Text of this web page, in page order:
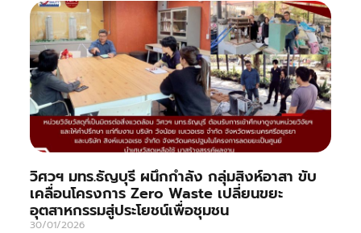
วิศวฯ มทร.ธัญบุรี ผนึกกำลัง กลุ่มสิงห์อาสา ขับ
เคลื่อนโครงการ Zero Waste เปลี่ยนขยะ
อุตสาหกรรมสู่ประโยชน์เพื่อชุมชน
30/01/2026